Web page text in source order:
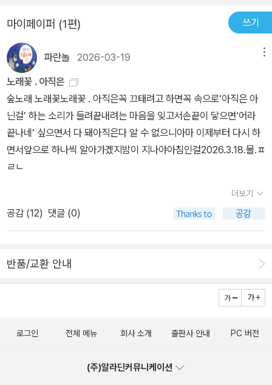
살아내야겠다는 생각이 듭니다.언제나 작가님을 응원하고 좋은 책 감
사드립니다. 다른 분들께 읽어보기를 추천 드립니다.
마이페이퍼 (1편) 쓰기
파란놀 2026-03-19
노래꽃 . 아직은
숲노래 노래꽃노래꽃 . 아직은꼭 끄태려고 하면꼭 속으로‘아직은 아
닌걸’ 하는 소리가 들려끝내려는 마음을 잊고서손끝이 닿으면‘어라
끝나네’ 싶으면서 다 돼아직은다 알 수 없으니아마 이제부터 다시 하
면서앞으로 하나씩 알아가겠지밤이 지나야아침인걸2026.3.18.물.ㅍ
ㄹㄴ
더보기
공감 (12) 댓글 (0)
반품/교환 안내
로그인 전체 메뉴 회사 소개 출판사 안내 PC 버전
(주)알라딘커뮤니케이션